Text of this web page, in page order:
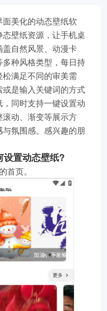
美化的动态壁纸软
壁纸资源，让手机桌
自然风景、动漫卡
种风格类型，每日持
满足不同的审美需
是输入关键词的方式
同时支持一键设置动
动、渐变等展示方
氛围感。感兴趣的朋
设置动态壁纸?
首页。